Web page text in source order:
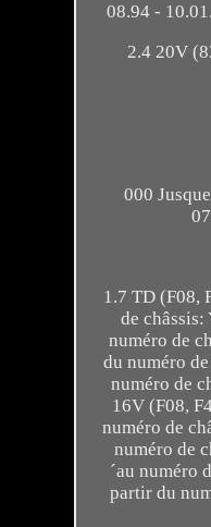
08.94 -
2.4 20V
000
1.7 TD (F08,
de
numéro de
du numéro
numéro de
16V (F08,
numéro de
numéro de
´au numéro
partir du